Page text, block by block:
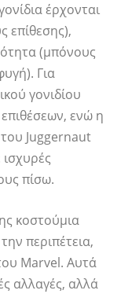
έρχονται
επίθεσης),
(μπόνους
Για
γονιδίου
ενώ η
Juggernaut
πίσω.
κοστούμια
περιπέτεια,
Marvel. Αυτά
αλλαγές, αλλά